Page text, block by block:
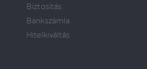
Biztosítás
Bankszámla
Hitelkiváltás